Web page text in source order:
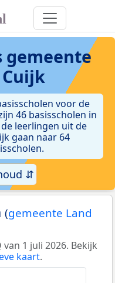
gemeente
voor de
46 basisscholen in
leerlingen uit de
gaan naar 64
⇵
(gemeente Land
van 1 juli 2026. Bekijk
kaart.